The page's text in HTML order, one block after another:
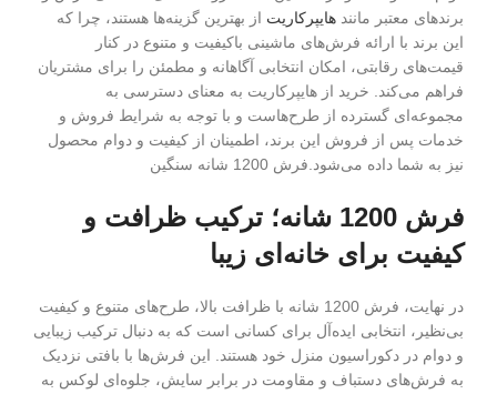
برندهای معتبر مانند هایپرکاریت از بهترین گزینه‌ها هستند، چرا که
این برند با ارائه فرش‌های ماشینی باکیفیت و متنوع در کنار
قیمت‌های رقابتی، امکان انتخابی آگاهانه و مطمئن را برای مشتریان
فراهم می‌کند. خرید از هایپرکاریت به معنای دسترسی به
مجموعه‌ای گسترده از طرح‌هاست و با توجه به شرایط فروش و
خدمات پس از فروش این برند، اطمینان از کیفیت و دوام محصول
نیز به شما داده می‌شود.فرش 1200 شانه سنگین
فرش 1200 شانه؛ ترکیب ظرافت و
کیفیت برای خانه‌ای زیبا
در نهایت، فرش 1200 شانه با ظرافت بالا، طرح‌های متنوع و کیفیت
بی‌نظیر، انتخابی ایده‌آل برای کسانی است که به دنبال ترکیب زیبایی
و دوام در دکوراسیون منزل خود هستند. این فرش‌ها با بافتی نزدیک
به فرش‌های دستباف و مقاومت در برابر سایش، جلوه‌ای لوکس به